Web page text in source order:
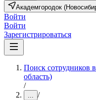
Академгородок
Войти
Войти
Зарегистрироваться
Поиск сотрудников
область)
/
... /